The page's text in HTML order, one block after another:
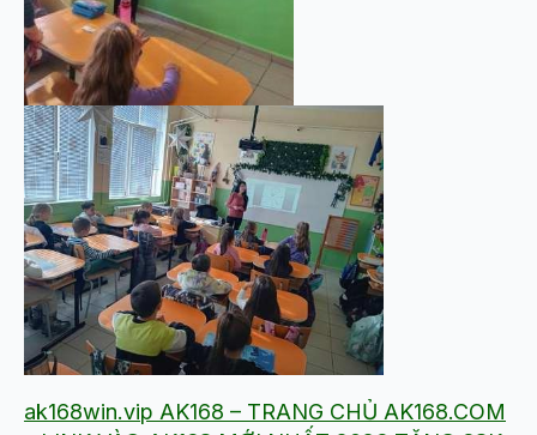
ak168win.vip AK168 – TRANG CHỦ AK168.COM